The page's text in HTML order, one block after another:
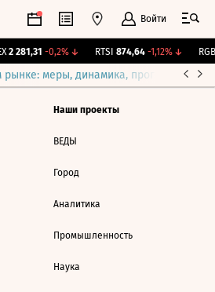
Войти
2 281,31 -0,2%↓ RTSI 874,64 -1,12%↓ RGBI
меры, динамика, прогнозы
Наши проекты
ВЕДЫ
Город
Аналитика
Промышленность
Наука